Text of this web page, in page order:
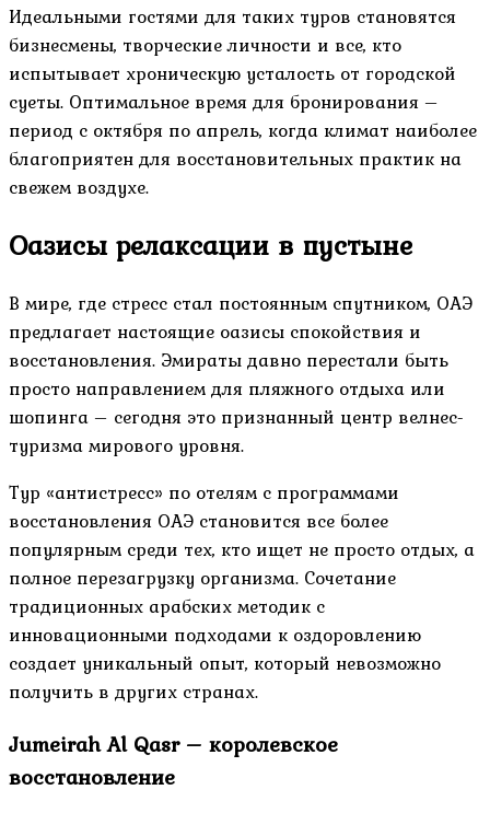
Идеальными гостями для таких туров становятся
бизнесмены, творческие личности и все, кто
испытывает хроническую усталость от городской
суеты. Оптимальное время для бронирования –
период с октября по апрель, когда климат наиболее
благоприятен для восстановительных практик на
свежем воздухе.
Оазисы релаксации в пустыне
В мире, где стресс стал постоянным спутником, ОАЭ
предлагает настоящие оазисы спокойствия и
восстановления. Эмираты давно перестали быть
просто направлением для пляжного отдыха или
шопинга – сегодня это признанный центр велнес-
туризма мирового уровня.
Тур «антистресс» по отелям с программами
восстановления ОАЭ становится все более
популярным среди тех, кто ищет не просто отдых, а
полное перезагрузку организма. Сочетание
традиционных арабских методик с
инновационными подходами к оздоровлению
создает уникальный опыт, который невозможно
получить в других странах.
Jumeirah Al Qasr – королевское
восстановление